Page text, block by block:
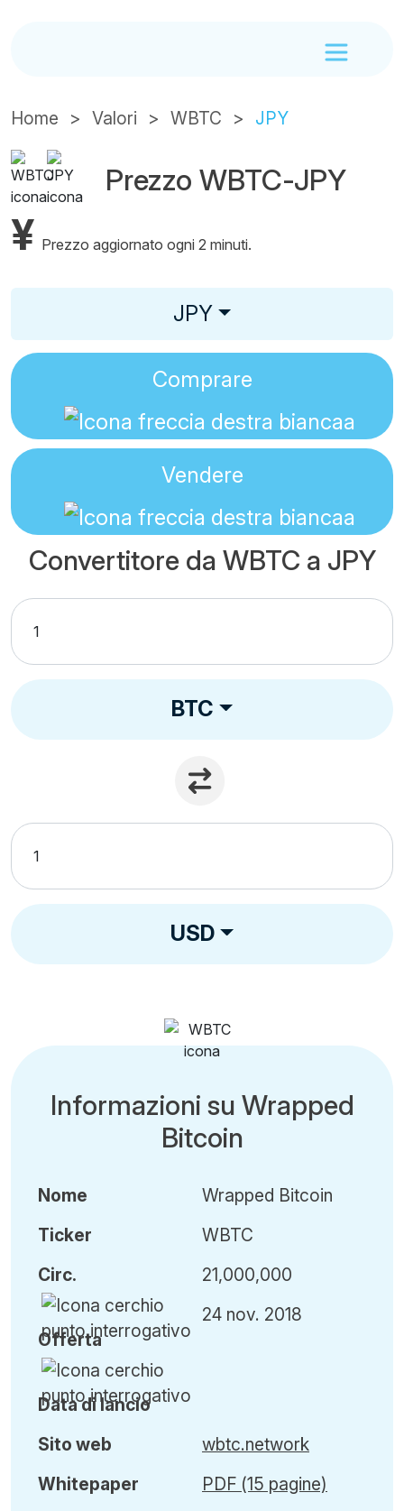
Home Valori WBTC JPY
Prezzo WBTC-JPY
¥ Prezzo aggiornato ogni 2 minuti.
JPY
Comprare
Vendere
Convertitore da WBTC a JPY
BTC
USD
Informazioni su Wrapped
Bitcoin
Nome
Ticker
Circ.
Offerta
Data di lancio
Wrapped Bitcoin
WBTC
21,000,000
24 nov. 2018
Sito web
Whitepaper
wbtc.network
PDF (15 pagine)